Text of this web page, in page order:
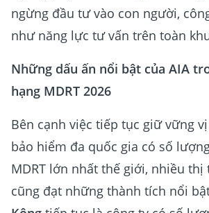
ngừng đầu tư vào con người,
như năng lực tư vấn trên toàn
Những dấu ấn nổi bật của AIA
hạng MDRT 2026
Bên cạnh việc tiếp tục giữ vững
bảo hiểm đa quốc gia có số
MDRT lớn nhất thế giới, nhiều thị
cũng đạt những thành tích nổi